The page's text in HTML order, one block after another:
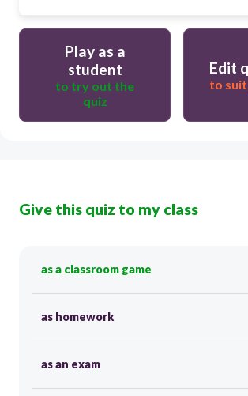
Play as a
student
to try out the
quiz
Edit
to
Give this quiz to my class
as a classroom game
as homework
as an exam